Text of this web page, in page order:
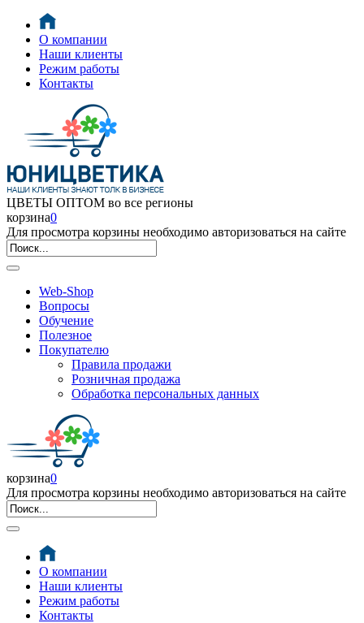
О компании
Наши клиенты
Режим работы
Контакты
ЦВЕТЫ ОПТОМ во все регионы
корзина0
Для просмотра корзины необходимо авторизоваться на сайте
Web-Shop
Вопросы
Обучение
Полезное
Покупателю
Правила продажи
Розничная продажа
Обработка персональных данных
корзина0
Для просмотра корзины необходимо авторизоваться на сайте
О компании
Наши клиенты
Режим работы
Контакты